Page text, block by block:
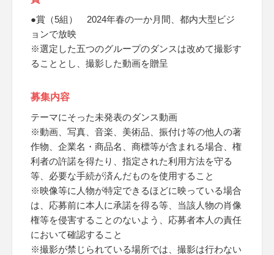
●賞（5組） 2024年春の一か月間、都内大型ビジ
ョンで放映
※選定した五つのグループのダンスは改めて撮影す
ることとし、撮影した動画を贈呈
募集内容
テーマにそった未発表のダンス動画
※動画、写真、音楽、美術品、振付け等の他人の著
作物、企業名・商品名、商標等が含まれる場合、権
利者の許諾を得たり、指定された利用方法を守る
等、必要な手続が済んだものを使用すること
※映像等に人物が特定できるほどに映っている場合
は、応募前に本人に承諾を得る等、当該人物の肖像
権等を侵害することのないよう、応募者本人の責任
において確認すること
※撮影が禁じられている場所では、撮影は行わない